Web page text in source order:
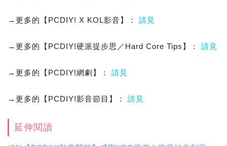
→更多的【PCDIY! X KOL影音】： 請見
→更多的【PCDIY!硬派提步思／Hard Core Tips】： 請見
→更多的【PCDIY!網劇】： 請見
→更多的【PCDIY!影音節目】： 請見
延伸閱讀